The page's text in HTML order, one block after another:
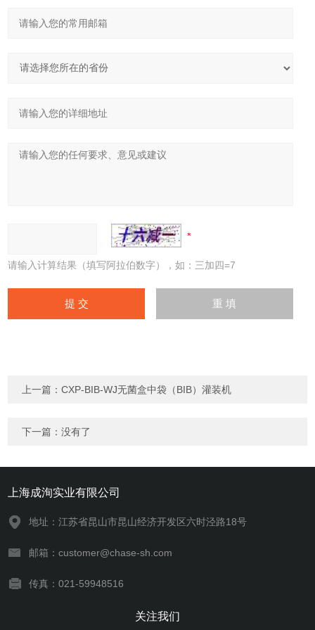
请输入计算结果（填写阿拉伯数字），如：三加四=7
上一篇：CXP-BIB-WJ无菌盒中袋（BIB）灌装机
下一篇：没有了
上海成洵实业有限公司
地址：江苏省昆山市昆山经济开发区六时泾路18号
邮箱：customer@chase-sh.com
传真：021-59948516
关注我们